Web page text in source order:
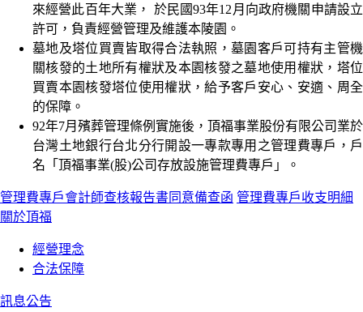
來經營此百年大業， 於民國93年12月向政府機關申請設立
許可，負責經營管理及維護本陵園。
墓地及塔位買賣皆取得合法執照，墓園客戶可持有主管機
關核發的土地所有權狀及本園核發之墓地使用權狀，塔位
買賣本園核發塔位使用權狀，給予客戶安心、安適、周全
的保障。
92年7月殯葬管理條例實施後，頂福事業股份有限公司業於
台灣土地銀行台北分行開設一專款專用之管理費專戶，戶
名「頂福事業(股)公司存放設施管理費專戶」。
管理費專戶會計師查核報告書同意備查函 管理費專戶收支明細
關於頂福
經營理念
合法保障
訊息公告